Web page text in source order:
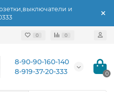
и
0 0
8-90-90-160-140
8-919-37-20-333
0